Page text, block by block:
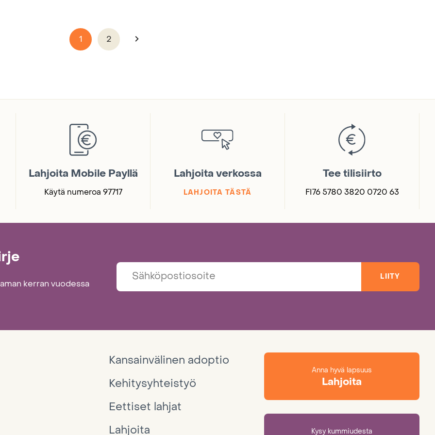
1 2
Lahjoita Mobile Payllä
Käytä numeroa 97717
Lahjoita verkossa
LAHJOITA TÄSTÄ
Tee tilisiirto
FI76 5780 3820 0720 63
kerran vuodessa
LIITY
Kansainvälinen adoptio
Kehitysyhteistyö
Eettiset lahjat
Lahjoita
Anna hyvä lapsuus
Lahjoita
Kysy kummiudesta